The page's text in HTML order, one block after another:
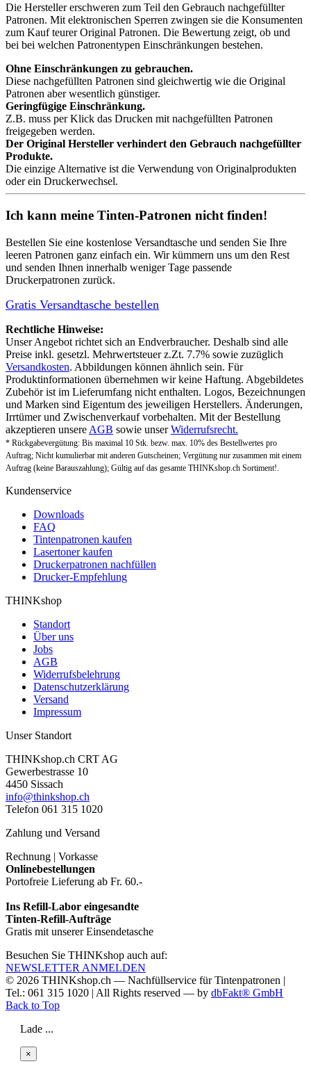
Die Hersteller erschweren zum Teil den Gebrauch nachgefüllter
Patronen. Mit elektronischen Sperren zwingen sie die Konsumenten
zum Kauf teurer Original Patronen. Die Bewertung zeigt, ob und
bei bei welchen Patronentypen Einschränkungen bestehen.
Ohne Einschränkungen zu gebrauchen.
Diese nachgefüllten Patronen sind gleichwertig wie die Original
Patronen aber wesentlich günstiger.
Geringfügige Einschränkung.
Z.B. muss per Klick das Drucken mit nachgefüllten Patronen
freigegeben werden.
Der Original Hersteller verhindert den Gebrauch nachgefüllter
Produkte.
Die einzige Alternative ist die Verwendung von Originalprodukten
oder ein Druckerwechsel.
Ich kann meine Tinten-Patronen nicht finden!
Bestellen Sie eine kostenlose Versandtasche und senden Sie Ihre
leeren Patronen ganz einfach ein. Wir kümmern uns um den Rest
und senden Ihnen innerhalb weniger Tage passende
Druckerpatronen zurück.
Gratis Versandtasche bestellen
Rechtliche Hinweise:
Unser Angebot richtet sich an Endverbraucher. Deshalb sind alle
Preise inkl. gesetzl. Mehrwertsteuer z.Zt. 7.7% sowie zuzüglich
Versandkosten. Abbildungen können ähnlich sein. Für
Produktinformationen übernehmen wir keine Haftung. Abgebildetes
Zubehör ist im Lieferumfang nicht enthalten. Logos, Bezeichnungen
und Marken sind Eigentum des jeweiligen Herstellers. Änderungen,
Irrtümer und Zwischenverkauf vorbehalten. Mit der Bestellung
akzeptieren unsere AGB sowie unserWiderrufsrecht.
* Rückgabevergütung: Bis maximal 10 Stk. bezw. max. 10% des Bestellwertes pro
Auftrag; Nicht kumulierbar mit anderen Gutscheinen; Vergütung nur zusammen mit einem
Auftrag (keine Barauszahlung); Gültig auf das gesamte THINKshop.ch Sortiment!.
Kundenservice
Downloads
FAQ
Tintenpatronen kaufen
Lasertoner kaufen
Druckerpatronen nachfüllen
Drucker-Empfehlung
THINKshop
Standort
Über uns
Jobs
AGB
Widerrufsbelehrung
Datenschutzerklärung
Versand
Impressum
Unser Standort
THINKshop.ch CRT AG
Gewerbestrasse 10
4450 Sissach
info@thinkshop.ch
Telefon 061 315 1020
Zahlung und Versand
Rechnung | Vorkasse
Onlinebestellungen
Portofreie Lieferung ab Fr. 60.-
Ins Refill-Labor eingesandte
Tinten-Refill-Aufträge
Gratis mit unserer Einsendetasche
Besuchen Sie THINKshop auch auf:
NEWSLETTER ANMELDEN
© 2026 THINKshop.ch — Nachfüllservice fürTintenpatronen |
Tel.: 061 315 1020 | All Rights reserved — by dbFakt® GmbH
Back to Top
Lade ...
×